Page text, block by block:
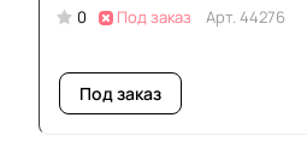
0 Под заказ Арт. 44276
Под заказ